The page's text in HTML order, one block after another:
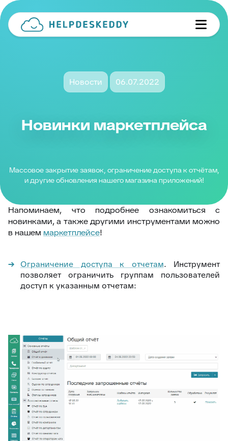
Новости 06.07.2022
Новинки маркетплейса
Массовое закрытие заявок, ограничение доступа к отчётам,
и другие обновления нашего магазина приложений!
Напоминаем, что подробнее ознакомиться с
новинками, а также другими инструментами можно
в нашем маркетплейсе!
Ограничение доступа к отчетам. Инструмент
позволяет ограничить группам пользователей
доступ к указанным отчетам: